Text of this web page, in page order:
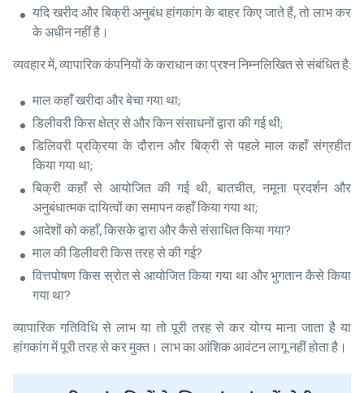
यदि खरीद और बिक्री अनुबंध हांगकांग के बाहर किए जाते हैं, तो लाभ कर
के अधीन नहीं है।
व्यवहार में, व्यापारिक कंपनियों के कराधान का प्रश्न निम्नलिखित से संबंधित है:
माल कहाँ खरीदा और बेचा गया था;
डिलीवरी किस क्षेत्र से और किन संसाधनों द्वारा की गई थी;
डिलिवरी प्रक्रिया के दौरान और बिक्री से पहले माल कहाँ संग्रहीत
किया गया था;
बिक्री कहाँ से आयोजित की गई थी, बातचीत, नमूना प्रदर्शन और
अनुबंधात्मक दायित्वों का समापन कहाँ किया गया था;
आदेशों को कहाँ, किसके द्वारा और कैसे संसाधित किया गया?
माल की डिलीवरी किस तरह से की गई?
वित्तपोषण किस स्रोत से आयोजित किया गया था और भुगतान कैसे किया
गया था?
व्यापारिक गतिविधि से लाभ या तो पूरी तरह से कर योग्य माना जाता है या
हांगकांग में पूरी तरह से कर मुक्त। लाभ का आंशिक आवंटन लागू नहीं होता है।